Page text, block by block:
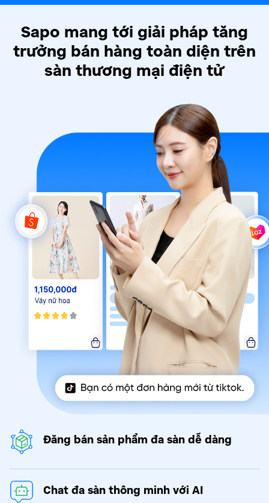
Sapo mang tới giải pháp tăng
trưởng bán hàng toàn diện trên
sàn thương mại điện tử
Đăng bán sản phẩm đa sàn dễ dàng
Chat đa sàn thông minh với AI